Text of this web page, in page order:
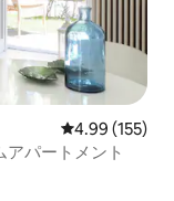
レビュー155
4.99 (155)
パートメント